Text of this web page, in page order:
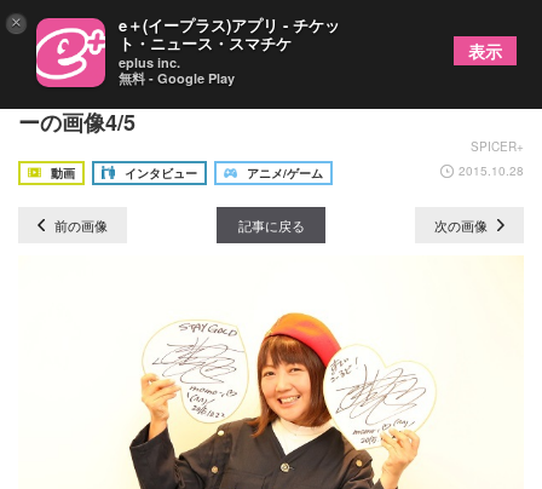
桃井はるこ、三年ぶりのアルバム発売、インタビュ
ーの画像4/5
SPICER+
動画
インタビュー アニメ/ゲーム 2015.10.28
前の画像 記事に戻る 次の画像
× e＋(イープラス)アプリ - チケッ
ト・ニュース・スマチケ
eplus inc.
無料 - Google Play
表示